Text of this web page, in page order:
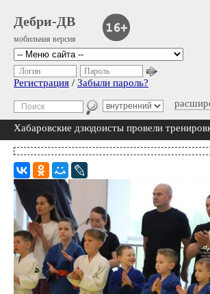
Дебри-ДВ
мобильная версия
Логин Пароль
Регистрация / Забыли пароль?
Хабаровские дзюдоисты провели